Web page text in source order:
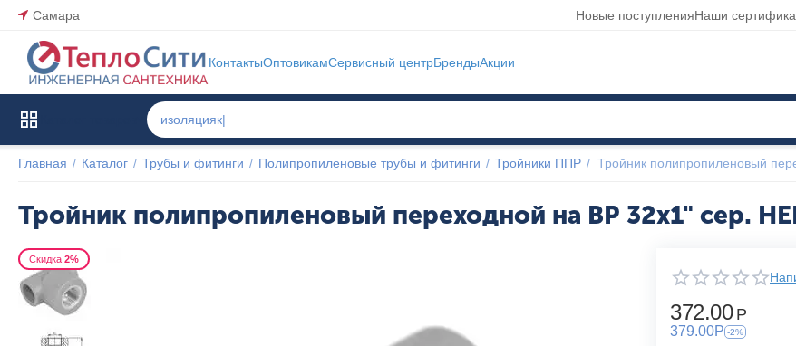
Самара Новые поступленияНаши
КонтактыОптовикамСервисный центрБрендыАкции
Главная / Каталог / Трубы и фитинги / Полипропиленовые трубы и фитинги / Тройники ППР / Тройник полипропиленовый
Тройник полипропиленовый переходной на ВР 32x1" сер.
Скидка 2%
372.00 Р
379.00Р -2%